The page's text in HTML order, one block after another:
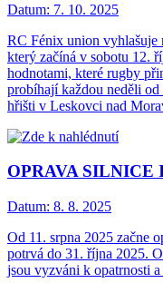
Datum: 7. 10. 2025
RC Fénix union vyhlašuje
který začíná v sobotu 12.
hodnotami, které rugby
probíhají každou neděli
hřišti v Leskovci nad
OPRAVA SILNICE
Datum: 8. 8. 2025
Od 11. srpna 2025 začne
potrvá do 31. října 2025.
jsou vyzváni k opatrnosti